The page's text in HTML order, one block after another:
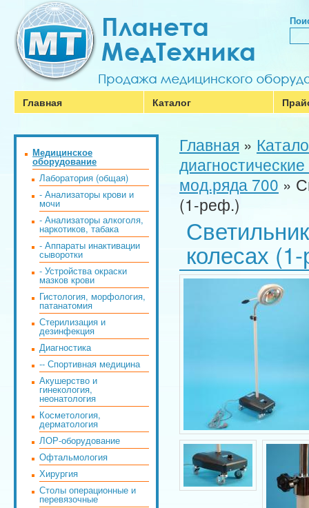
Главная Каталог
Главная »
мод.ряда 700 »
(1-реф.)
колесах
Медицинское
оборудование
Лаборатория (общая)
- Анализаторы крови и
мочи
- Анализаторы алкоголя,
наркотиков, табака
- Аппараты инактивации
сыворотки
- Устройства окраски
мазков крови
Гистология, морфология,
патанатомия
Стерилизация и
дезинфекция
Диагностика
-- Спортивная медицина
Акушерство и
гинекология,
неонатология
Косметология,
дерматология
ЛОР-оборудование
Офтальмология
Хирургия
Столы операционные и
перевязочные